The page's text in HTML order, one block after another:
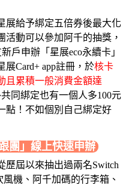
展給予綁定五倍券後最大化
活動可以參加阿千的抽獎，
戶申辦「星展eco永續卡」
Card+ app註冊，於核卡
且累積一般消費金額達
共同綁定也有一個人多100元
點！不如個別自己綁定好
團」線上快速申辦
歷屆以來抽出過兩名Switch
機、阿千加碼的行李箱、